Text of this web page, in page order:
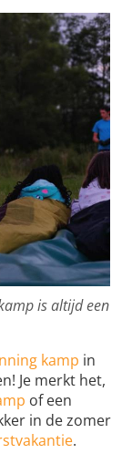
is altijd een
kamp in
Je merkt het,
of een
in de zomer
.